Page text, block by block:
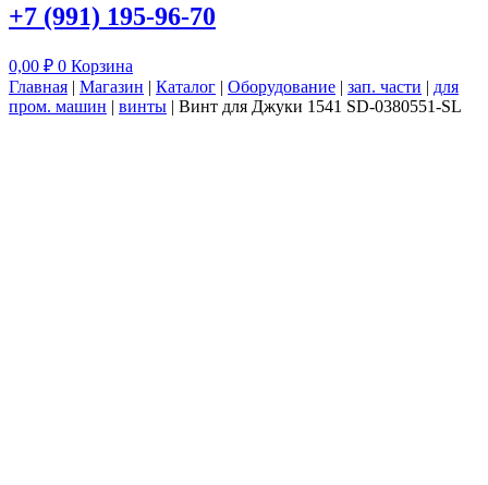
+7 (991) 195-96-70
0,00 ₽ 0 Корзина
Главная | Магазин | Каталог | Оборудование | зап. части | для
пром. машин | винты | Винт для Джуки 1541 SD-0380551-SL